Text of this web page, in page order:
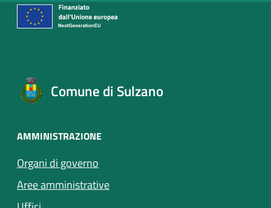
Comune di Sulzano
AMMINISTRAZIONE
Organi di governo
Aree amministrative